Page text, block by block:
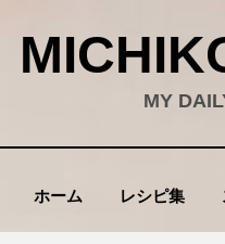
MY
ホーム レシピ集